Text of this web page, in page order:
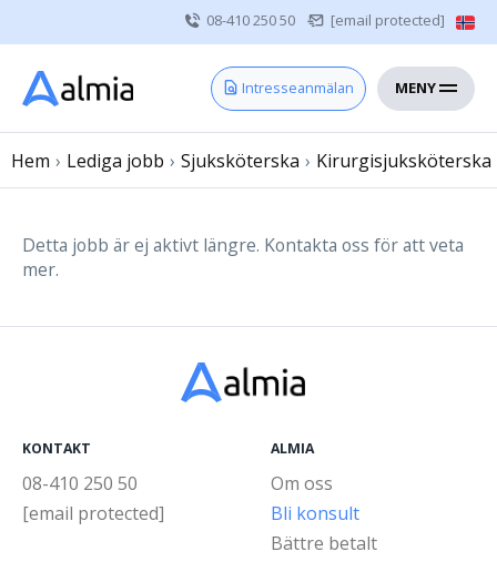
08-410 250 50 [email protected]
Intresseanmälan MENY
Hem
Vårdgivare
Om oss
Sjuksköterska
Läkare
Hem › Lediga jobb › Sjuksköterska › Kirurgisjuksköterska
Detta jobb är ej aktivt längre. Kontakta oss för att veta
mer.
KONTAKT
08-410 250 50
[email protected]
ALMIA
Om oss
Bli konsult
Bättre betalt